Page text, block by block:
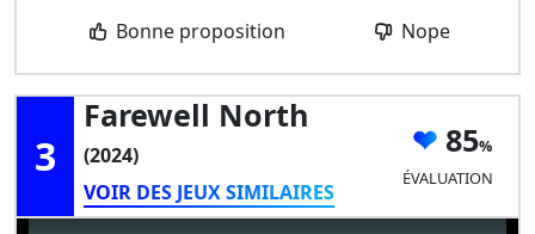
Bonne proposition Nope
3
Farewell North
(2024)
VOIR DES JEUX SIMILAIRES
85
ÉVALUATION